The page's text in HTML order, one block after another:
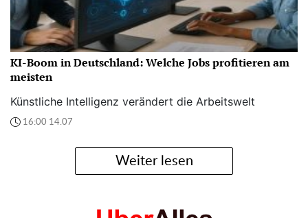
KI-Boom in Deutschland: Welche Jobs profitieren am
meisten
Künstliche Intelligenz verändert die Arbeitswelt
16:00 14.07
Weiter lesen